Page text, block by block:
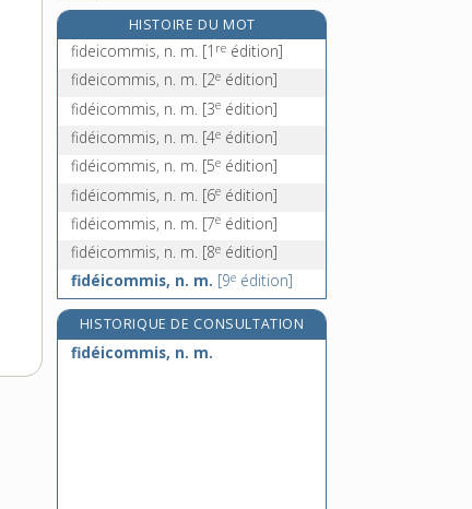
fidéjussion, n. f.
fidèle, adj. et n.
fidjien, -enne, adj.
HISTOIRE DU MOT
fideicommis, n. m. [1 re édition]
fideicommis, n. m. [2e édition]
fidéicommis, n. m. [3e édition]
fidéicommis, n. m. [4e édition]
fidéicommis, n. m. [5e édition]
fidéicommis, n. m. [6e édition]
fidéicommis, n. m. [7e édition]
fidéicommis, n. m. [8e édition]
fidéicommis, n. m. [9e édition]
HISTORIQUE DE CONSULTATION
fidéicommis, n. m.